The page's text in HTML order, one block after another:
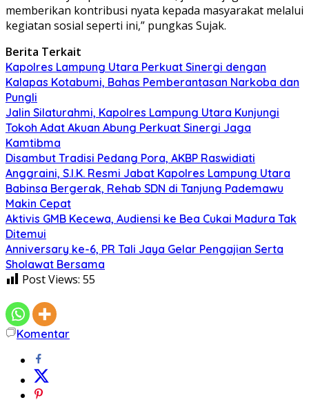
memberikan kontribusi nyata kepada masyarakat melalui
kegiatan sosial seperti ini,” pungkas Sujak.
Berita Terkait
Kapolres Lampung Utara Perkuat Sinergi dengan
Kalapas Kotabumi, Bahas Pemberantasan Narkoba dan
Pungli
Jalin Silaturahmi, Kapolres Lampung Utara Kunjungi
Tokoh Adat Akuan Abung Perkuat Sinergi Jaga
Kamtibma
Disambut Tradisi Pedang Pora, AKBP Raswidiati
Anggraini, S.I.K. Resmi Jabat Kapolres Lampung Utara
Babinsa Bergerak, Rehab SDN di Tanjung Pademawu
Makin Cepat
Aktivis GMB Kecewa, Audiensi ke Bea Cukai Madura Tak
Ditemui
Anniversary ke-6, PR Tali Jaya Gelar Pengajian Serta
Sholawat Bersama
Post Views: 55
Komentar